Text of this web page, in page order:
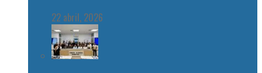
22 abril, 2026